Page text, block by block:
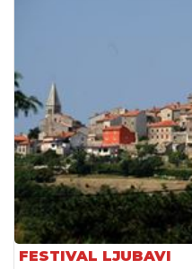
FESTIVAL LJUBAVI